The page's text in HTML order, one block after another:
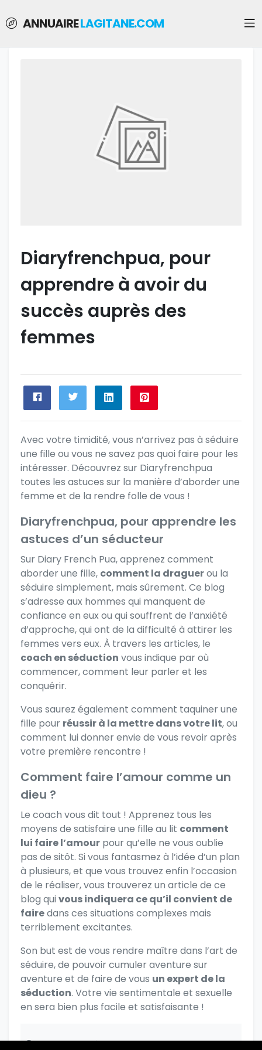
ANNUAIRELAGITANE.COM
Diaryfrenchpua, pour
apprendre à avoir du
succès auprès des
femmes
Avec votre timidité, vous n’arrivez pas à séduire
une fille ou vous ne savez pas quoi faire pour les
intéresser. Découvrez sur Diaryfrenchpua
toutes les astuces sur la manière d’aborder une
femme et de la rendre folle de vous !
Diaryfrenchpua, pour apprendre les
astuces d’un séducteur
Sur Diary French Pua, apprenez comment
aborder une fille, comment la draguerou la
séduire simplement, mais sûrement. Ce blog
s’adresse aux hommes qui manquent de
confiance en eux ou qui souffrent de l’anxiété
d’approche, qui ont de la difficulté à attirer les
femmes vers eux. À travers les articles, le
coach en séduction vous indique par où
commencer, comment leur parler et les
conquérir.
Vous saurez également comment taquiner une
fille pour réussir à la mettre dans votre lit, ou
comment lui donner envie de vous revoir après
votre première rencontre !
Comment faire l’amour comme un
dieu ?
Le coach vous dit tout ! Apprenez tous les
moyens de satisfaire une fille au lit comment
lui faire l’amour pour qu’elle ne vous oublie
pas de sitôt. Si vous fantasmez à l’idée d’un plan
à plusieurs, et que vous trouvez enfin l’occasion
de le réaliser, vous trouverez un article de ce
blog qui vous indiquera ce qu’il convient de
fairedans ces situations complexes mais
terriblement excitantes.
Son but est de vous rendre maître dans l’art de
séduire, de pouvoir cumuler aventure sur
aventure et de faire de vous un expert de la
séduction. Votre vie sentimentale et sexuelle
en sera bien plus facile et satisfaisante !
S’il vous plaît connectez-vous pour poster